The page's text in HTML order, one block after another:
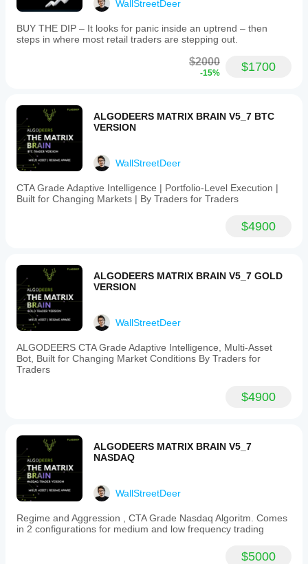
Lakukan
backtesting
cBot pada
menggunakan
file optimasi
yang
disediakan.
sama di
setiap akun?
Kinerja dapat
dan kualitas
eksekusi.
Pengujian bot
di lingkungan
Anda sendiri
akan
Anda
memahami
WallStreetDeer
BUY THE DIP – It looks for panic inside an uptrend – then
steps in where most retail traders are stepping out.
$2000
-15% $1700
ALGODEERS MATRIX BRAIN V5_7 BTC
VERSION
WallStreetDeer
CTA Grade Adaptive Intelligence | Portfolio-Level Execution |
Built for Changing Markets | By Traders for Traders
$4900
ALGODEERS MATRIX BRAIN V5_7 GOLD
VERSION
WallStreetDeer
ALGODEERS CTA Grade Adaptive Intelligence, Multi-Asset
Bot, Built for Changing Market Conditions By Traders for
Traders
$4900
ALGODEERS MATRIX BRAIN V5_7
NASDAQ
WallStreetDeer
Regime and Aggression , CTA Grade Nasdaq Algoritm. Comes
in 2 configurations for medium and low frequency trading
$5000